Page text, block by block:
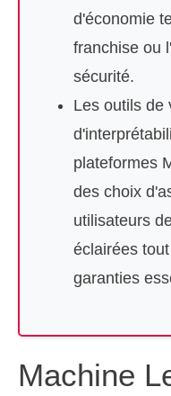
d'économie
franchise ou
sécurité.
Les outils de
plateformes
des choix
utilisateurs
éclairées
garanties
Machine